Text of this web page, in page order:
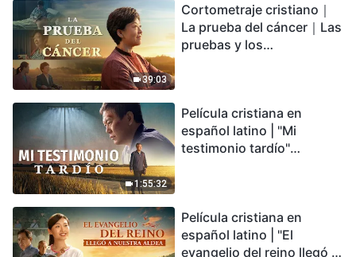
encontrarás refugio?
39:03
Cortometraje cristiano｜
La prueba del cáncer｜Las
pruebas y los
1:55:32
Película cristiana en
español latino | "Mi
testimonio tardío"
conmovedor
Película cristiana en
español latino | "El
evangelio del reino llegó a